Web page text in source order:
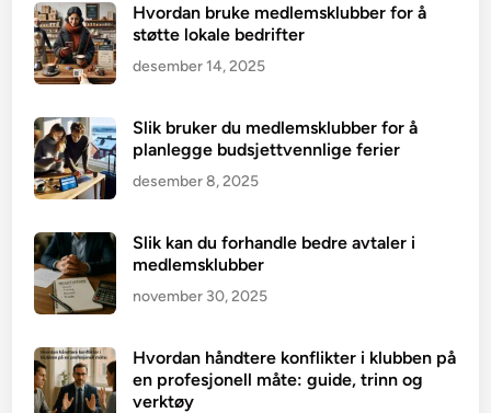
Hvordan bruke medlemsklubber for å
støtte lokale bedrifter
desember 14, 2025
Slik bruker du medlemsklubber for å
planlegge budsjettvennlige ferier
desember 8, 2025
Slik kan du forhandle bedre avtaler i
medlemsklubber
november 30, 2025
Hvordan håndtere konflikter i klubben på
en profesjonell måte: guide, trinn og
verktøy